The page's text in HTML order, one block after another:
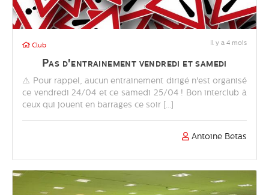
Il y a 4 mois
Club
Pas d'entrainement vendredi et samedi
⚠️ Pour rappel, aucun entrainement dirigé n'est organisé
ce vendredi 24/04 et ce samedi 25/04 ! Bon interclub à
ceux qui jouent en barrages ce soir [...]
Antoine Betas